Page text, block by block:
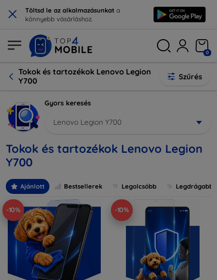
× Töltsd le az alkalmazásunkat a
könnyebb vásárláshoz.
0
Tokok és tartozékok Lenovo Legion
Y700
Szűrés
Gyors keresés
Lenovo Legion Y700
Tokok és tartozékok Lenovo Legion
Y700
Ajánlott Bestsellerek Legolcsóbb Legdrágabb
-10% -10%